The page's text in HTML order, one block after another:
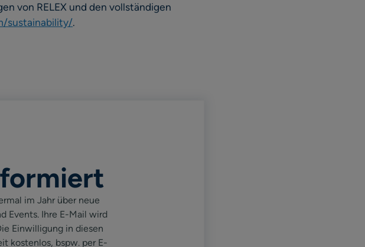
von RELEX und den vollständigen
sustainability/.
im Jahr über neue
Events. Ihre E-Mail wird
Einwilligung in diesen
kostenlos, bspw. per E-